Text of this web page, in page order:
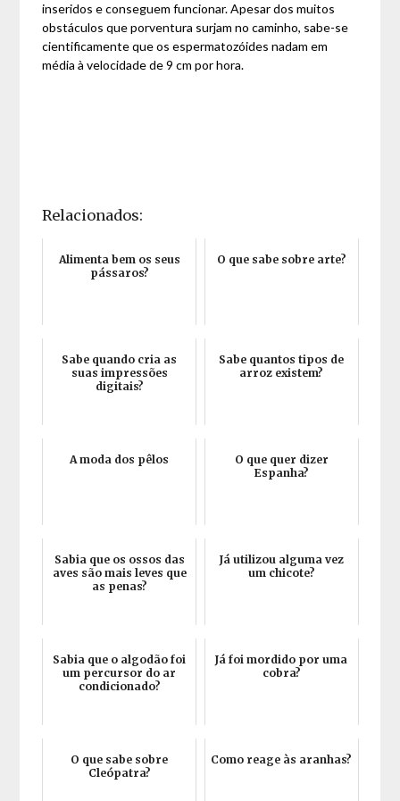
inseridos e conseguem funcionar. Apesar dos muitos
obstáculos que porventura surjam no caminho, sabe-se
cientificamente que os espermatozóides nadam em
média à velocidade de 9 cm por hora.
Relacionados:
Alimenta bem os seus
pássaros?
O que sabe sobre arte?
Sabe quando cria as
suas impressões
digitais?
Sabe quantos tipos de
arroz existem?
A moda dos pêlos
O que quer dizer
Espanha?
Sabia que os ossos das
aves são mais leves que
as penas?
Já utilizou alguma vez
um chicote?
Sabia que o algodão foi
um percursor do ar
condicionado?
Já foi mordido por uma
cobra?
O que sabe sobre
Cleópatra?
Como reage às aranhas?